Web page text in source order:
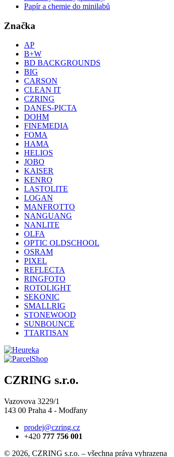
Papír a chemie do minilabů
Značka
AP
B+W
BD BACKGROUNDS
BIG
CARSON
CLEAN IT
CZRING
DANES-PICTA
DOHM
FINEMEDIA
FOMA
HAMA
HELIOS
JOBO
KAISER
KENRO
LASTOLITE
LOGAN
MANFROTTO
NANGUANG
NANLITE
OLFA
OPTIC OLDSCHOOL
OSRAM
PIXEL
REFLECTA
RINGFOTO
ROTOLIGHT
SEKONIC
SMALLRIG
STONEWOOD
SUNBOUNCE
TTARTISAN
CZRING s.r.o.
Vazovova 3229/1
143 00 Praha 4 - Modřany
prodej@czring.cz
+420 777 756 001
© 2026, CZRING s.r.o. – všechna práva vyhrazena